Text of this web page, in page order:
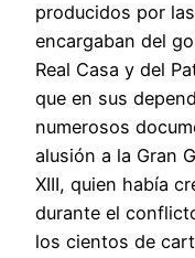
producidos por
encargaban del
Real Casa y del
que en sus
numerosos
alusión a la Gran
XIII, quien había
durante el
los cientos de